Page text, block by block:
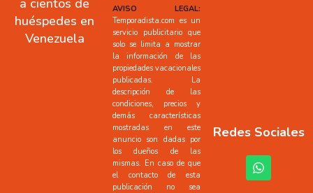
huéspedes en
Venezuela
AVISO LEGAL:
Temporadista.com es un
servicio publicitario que
solo se limita a mostrar
la información de las
propiedades vacacionales
publicadas. La
descripción de las
condiciones, precios y
demás características
mostradas en este
anuncio son dadas por
los dueños de las
mismas. En caso de que
el contacto de esta
publicación no sea
Redes Sociales